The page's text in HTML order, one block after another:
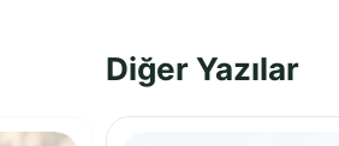
Diğer Yazılar